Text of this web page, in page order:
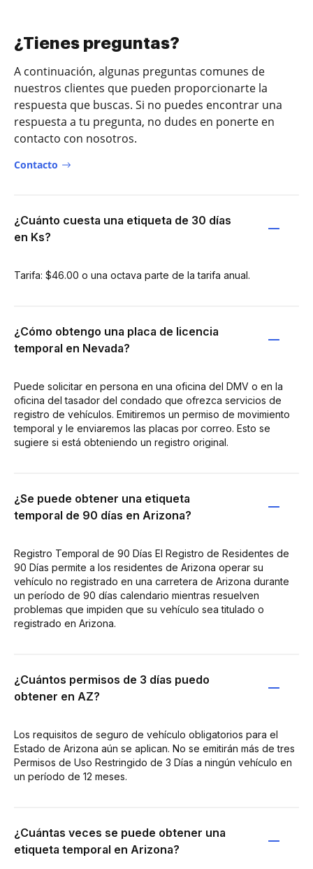
¿Tienes preguntas?
A continuación, algunas preguntas comunes de
nuestros clientes que pueden proporcionarte la
respuesta que buscas. Si no puedes encontrar una
respuesta a tu pregunta, no dudes en ponerte en
contacto con nosotros.
Contacto
¿Cuánto cuesta una etiqueta de 30 días
en Ks?
Tarifa: $46.00 o una octava parte de la tarifa anual.
¿Cómo obtengo una placa de licencia
temporal en Nevada?
Puede solicitar en persona en una oficina del DMV o en la
oficina del tasador del condado que ofrezca servicios de
registro de vehículos. Emitiremos un permiso de movimiento
temporal y le enviaremos las placas por correo. Esto se
sugiere si está obteniendo un registro original.
¿Se puede obtener una etiqueta
temporal de 90 días en Arizona?
Registro Temporal de 90 Días El Registro de Residentes de
90 Días permite a los residentes de Arizona operar su
vehículo no registrado en una carretera de Arizona durante
un período de 90 días calendario mientras resuelven
problemas que impiden que su vehículo sea titulado o
registrado en Arizona.
¿Cuántos permisos de 3 días puedo
obtener en AZ?
Los requisitos de seguro de vehículo obligatorios para el
Estado de Arizona aún se aplican. No se emitirán más de tres
Permisos de Uso Restringido de 3 Días a ningún vehículo en
un período de 12 meses.
¿Cuántas veces se puede obtener una
etiqueta temporal en Arizona?